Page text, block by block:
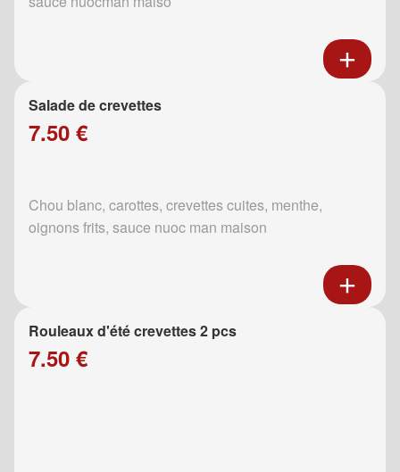
Salade de crevettes
7.50 €
Chou blanc, carottes, crevettes cuites, menthe,
oignons frits, sauce nuoc man maison
Rouleaux d'été crevettes 2 pcs
7.50 €